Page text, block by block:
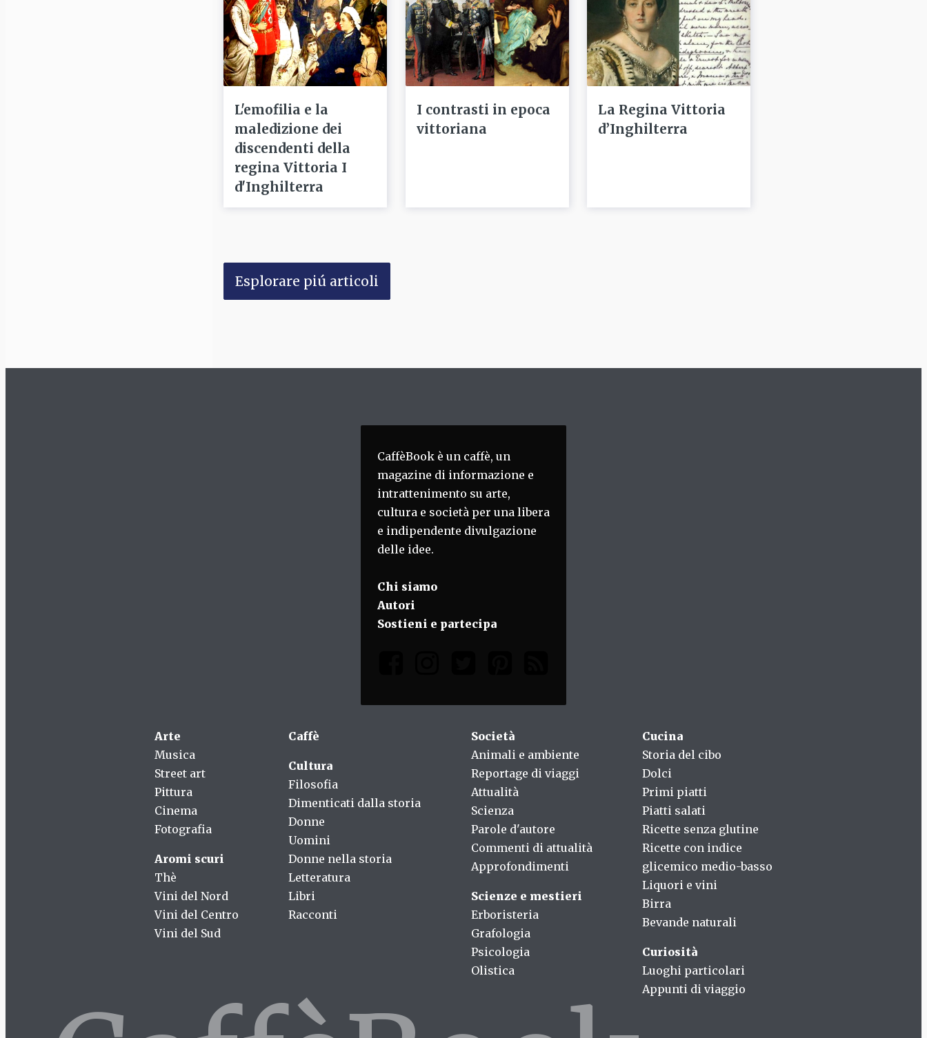
L'emofilia e la
maledizione dei
discendenti della
regina Vittoria I
d'Inghilterra
I contrasti in epoca
vittoriana
La Regina Vittoria
d’Inghilterra
Esplorare piú articoli
CaffèBook è un caffè, un
magazine di informazione e
intrattenimento su arte,
cultura e società per una libera
e indipendente divulgazione
delle idee.
Chi siamo
Autori
Sostieni e partecipa
Arte
Musica
Street art
Pittura
Cinema
Fotografia
Aromi scuri
Thè
Vini del Nord
Vini del Centro
Vini del Sud
Caffè
Cultura
Filosofia
Dimenticati dalla storia
Donne
Uomini
Donne nella storia
Letteratura
Libri
Racconti
Società
Animali e ambiente
Reportage di viaggi
Attualità
Scienza
Parole d'autore
Commenti di attualità
Approfondimenti
Scienze e mestieri
Erboristeria
Grafologia
Psicologia
Olistica
Cucina
Storia del cibo
Dolci
Primi piatti
Piatti salati
Ricette senza glutine
Ricette con indice
glicemico medio-basso
Liquori e vini
Birra
Bevande naturali
Curiosità
Luoghi particolari
Appunti di viaggio